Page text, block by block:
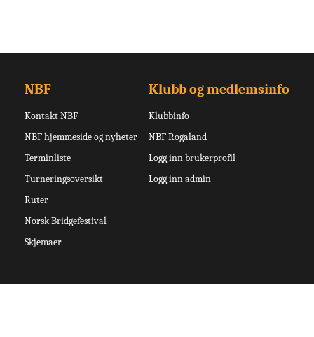
NBF
Kontakt NBF
NBF hjemmeside og nyheter
Terminliste
Turneringsoversikt
Ruter
Norsk Bridgefestival
Skjemaer
Klubb og medlemsinfo
Klubbinfo
NBF Rogaland
Logg inn brukerprofil
Logg inn admin